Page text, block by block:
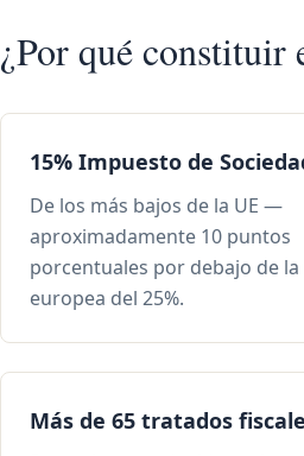
¿Por qué constituir
15% Impuesto de
De los más bajos de la UE —
aproximadamente 10 puntos
porcentuales por debajo de la
europea del 25%.
Más de 65 tratados